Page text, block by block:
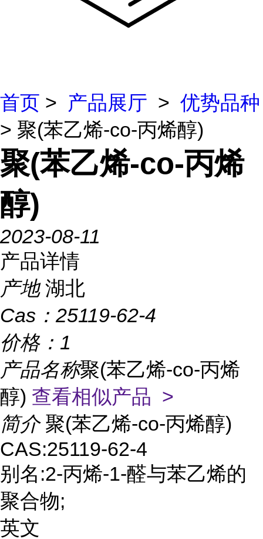
首页 > 产品展厅 > 优势品种
> 聚(苯乙烯-co-丙烯醇)
聚(苯乙烯-co-丙烯
醇)
2023-08-11
产品详情
产地 湖北
Cas： 25119-62-4
价格： 1
产品名称聚(苯乙烯-co-丙烯
醇) 查看相似产品 >
简介 聚(苯乙烯-co-丙烯醇)
CAS:25119-62-4
别名:2-丙烯-1-醛与苯乙烯的
聚合物;
英文